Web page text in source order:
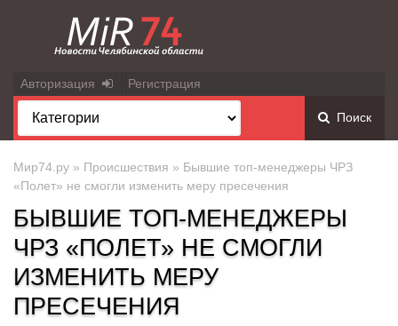
Авторизация Регистрация
Поиск
Мир74.ру » Происшествия » Бывшие топ-менеджеры ЧРЗ
«Полет» не смогли изменить меру пресечения
БЫВШИЕ ТОП-МЕНЕДЖЕРЫ
ЧРЗ «ПОЛЕТ» НЕ СМОГЛИ
ИЗМЕНИТЬ МЕРУ
ПРЕСЕЧЕНИЯ